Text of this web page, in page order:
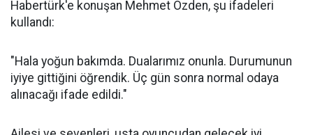
Habertürk'e konuşan Mehmet Özden, şu ifadeleri
kullandı:
"Hala yoğun bakımda. Dualarımız onunla. Durumunun
iyiye gittiğini öğrendik. Üç gün sonra normal odaya
alınacağı ifade edildi."